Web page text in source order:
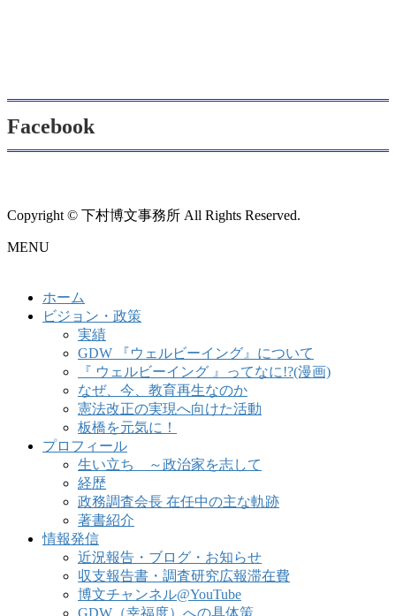
Facebook
Copyright © 下村博文事務所 All Rights Reserved.
MENU
ホーム
ビジョン・政策
実績
GDW 『ウェルビーイング』について
『 ウェルビーイング 』ってなに!?(漫画)
なぜ、今、教育再生なのか
憲法改正の実現へ向けた活動
板橋を元気に！
プロフィール
生い立ち ～政治家を志して
経歴
政務調査会長 在任中の主な軌跡
著書紹介
情報発信
近況報告・ブログ・お知らせ
収支報告書・調査研究広報滞在費
博文チャンネル@YouTube